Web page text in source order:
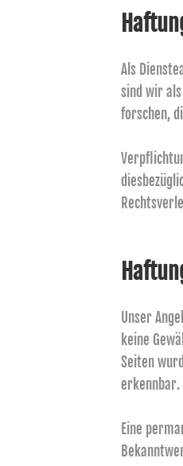
Als
sind wir
forschen,
Unser
keine
Seiten
erkennbar.
Eine